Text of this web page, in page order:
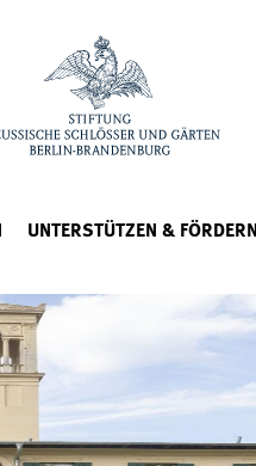
UNTERSTÜTZEN & FÖRDERN